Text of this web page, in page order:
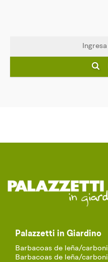
Palazzetti in Giardino
Barbacoas de leña/
Barbacoas de leña/